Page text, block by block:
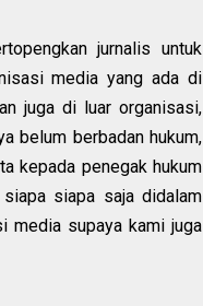
jurnalis untuk
media yang ada di
juga di luar organisasi,
belum berbadan hukum,
kepada penegak hukum
siapa saja didalam
media supaya kami juga